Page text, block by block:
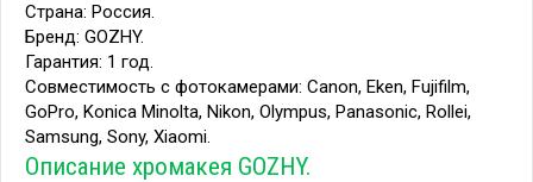
Страна: Россия.
Бренд: GOZHY.
Гарантия: 1 год.
Совместимость с фотокамерами: Canon, Eken, Fujifilm,
GoPro, Konica Minolta, Nikon, Olympus, Panasonic, Rollei,
Samsung, Sony, Xiaomi.
Описание хромакея GOZHY.